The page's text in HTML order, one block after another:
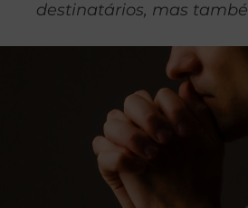
destinatários, mas